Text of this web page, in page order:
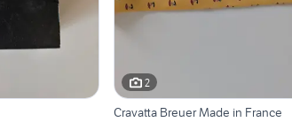
2
Cravatta Breuer Made in France